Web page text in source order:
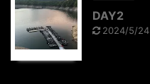
DAY2
2024/5/24